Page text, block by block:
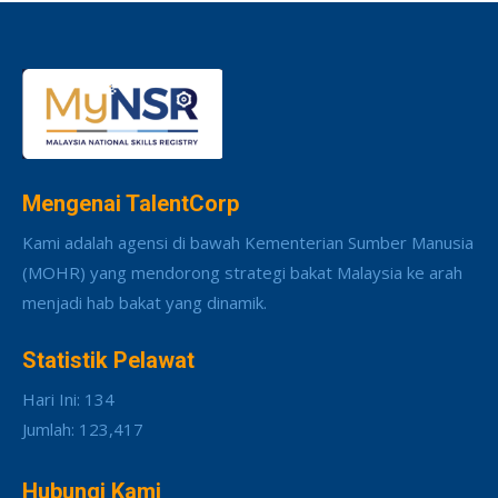
Mengenai TalentCorp
Kami adalah agensi di bawah Kementerian Sumber Manusia
(MOHR) yang mendorong strategi bakat Malaysia ke arah
menjadi hab bakat yang dinamik.
Statistik Pelawat
Hari Ini: 134
Jumlah: 123,417
Hubungi Kami